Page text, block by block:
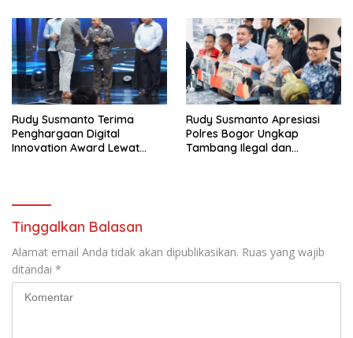
Rudy Susmanto Terima
Penghargaan Digital
Innovation Award Lewat
Rudy Susmanto Apresiasi
Polres Bogor Ungkap
Tambang Ilegal dan
Tinggalkan Balasan
Alamat email Anda tidak akan dipublikasikan. Ruas yang wajib
ditandai *